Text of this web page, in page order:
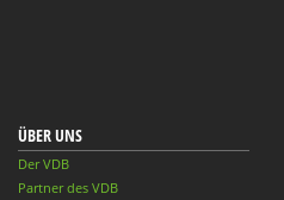
ÜBER UNS
Der VDB
Partner des VDB